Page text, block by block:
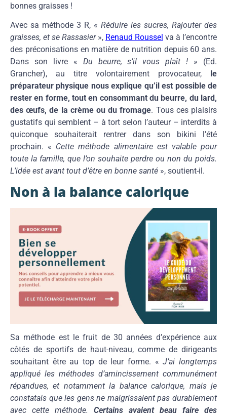
bonnes graisses !
Avec sa méthode 3 R, « Réduire les sucres, Rajouter des
graisses, et se Rassasier », Renaud Roussel va à l’encontre
des préconisations en matière de nutrition depuis 60 ans.
Dans son livre « Du beurre, s’il vous plaît ! » (Ed.
Grancher), au titre volontairement provocateur, le
préparateur physique nous explique qu’il est possible de
rester en forme, tout en consommant du beurre, du lard,
des œufs, de la crème ou du fromage. Tous ces plaisirs
gustatifs qui semblent – à tort selon l’auteur – interdits à
quiconque souhaiterait rentrer dans son bikini l’été
prochain. « Cette méthode alimentaire est valable pour
toute la famille, que l’on souhaite perdre ou non du poids.
L’idée est avant tout d’être en bonne santé », soutient-il.
Non à la balance calorique
Sa méthode est le fruit de 30 années d’expérience aux
côtés de sportifs de haut-niveau, comme de dirigeants
souhaitant être au top de leur forme. «J’ai longtemps
appliqué les méthodes d’amincissement communément
répandues, et notamment la balance calorique, mais je
constatais que les gens ne maigrissaient pas durablement
avec cette méthode. Certains avaient beau faire des